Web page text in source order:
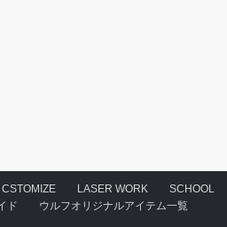
CSTOMIZE LASER WORK
SCHOOL
ド ウルフオリジナルアイテム一覧